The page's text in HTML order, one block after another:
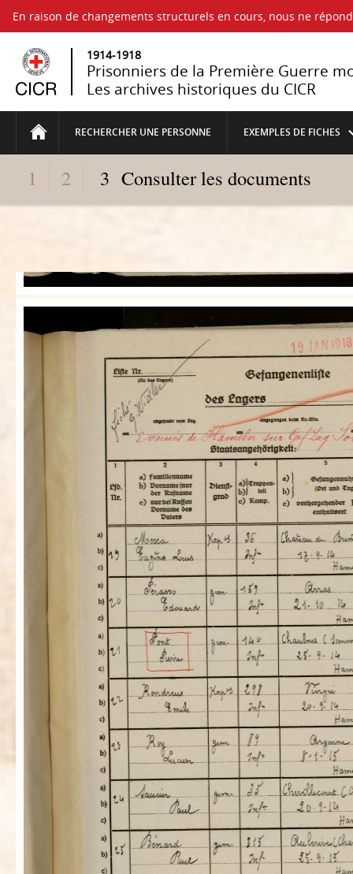
En raison de changements structurels en cours, nous ne
1914-1918
Prisonniers de la Première Guerre
Les archives historiques du CICR
RECHERCHER UNE PERSONNE EXEMPLES DE FICHES
1 2 3 Consulter les documents